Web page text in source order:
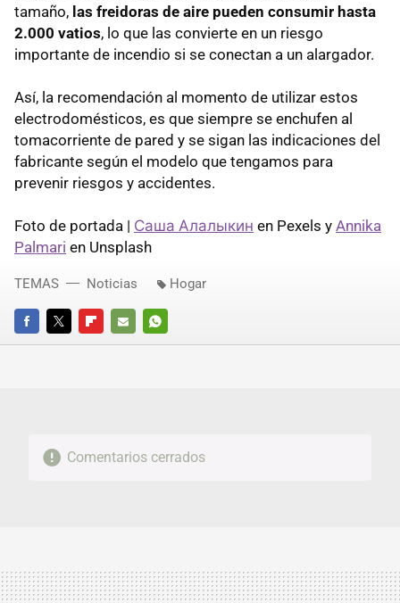
tamaño, las freidoras de aire pueden consumir hasta
2.000 vatios, lo que las convierte en un riesgo
importante de incendio si se conectan a un alargador.
Así, la recomendación al momento de utilizar estos
electrodomésticos, es que siempre se enchufen al
tomacorriente de pared y se sigan las indicaciones del
fabricante según el modelo que tengamos para
prevenir riesgos y accidentes.
Foto de portada | Саша Алалыкин en Pexels y Annika
Palmari en Unsplash
FACEBOOKTWITTERFLIPBOARD
E-
WHATSAPP
TEMAS Noticias Hogar
Comentarios cerrados